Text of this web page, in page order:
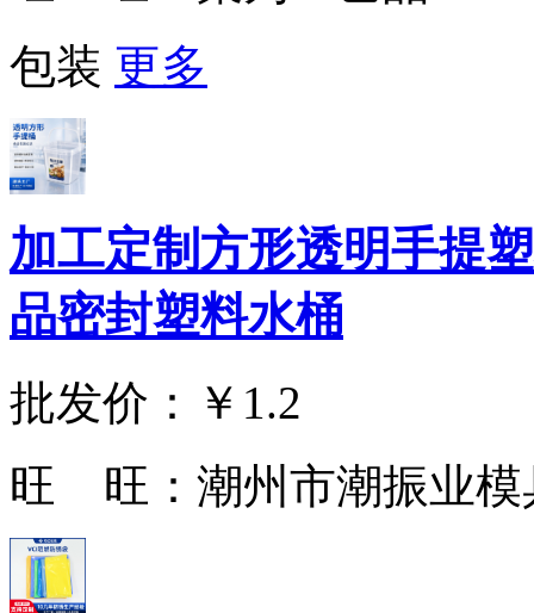
包装 更多
加工定制方形透明手提
品密封塑料水桶
批发价：
￥1.2
旺 旺： 潮州市潮振业